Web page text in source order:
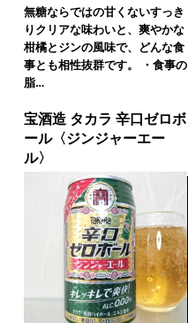
無糖ならではの甘くないすっき
りクリアな味わいと、爽やかな
柑橘とジンの風味で、どんな食
事とも相性抜群です。 ・食事の
脂…
宝酒造 タカラ 辛口ゼロボ
ール〈ジンジャーエー
ル〉